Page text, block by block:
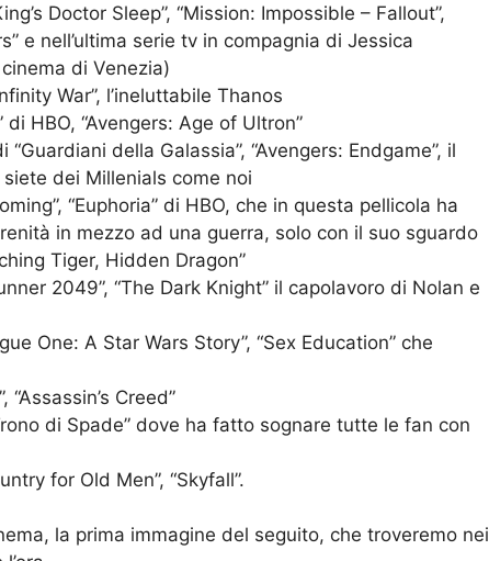
Doctor Sleep”, “Mission: Impossible – Fallout”,
e nell’ultima serie tv in compagnia di Jessica
di Venezia)
War”, l’ineluttabile Thanos
di HBO, “Avengers: Age of Ultron”
della Galassia”, “Avengers: Endgame”, il
dei Millenials come noi
“Euphoria” di HBO, che in questa pellicola ha
in mezzo ad una guerra, solo con il suo sguardo
Tiger, Hidden Dragon”
2049”, “The Dark Knight” il capolavoro di Nolan e
One: A Star Wars Story”, “Sex Education” che
“Assassin’s Creed”
di Spade” dove ha fatto sognare tutte le fan con
for Old Men”, “Skyfall”.
la prima immagine del seguito, che troveremo nei